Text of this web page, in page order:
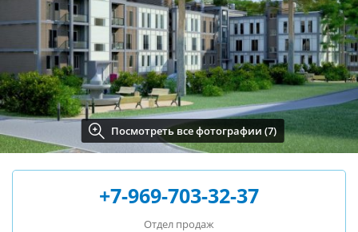
Посмотреть все фотографии (7)
+7-969-703-32-37
Отдел продаж